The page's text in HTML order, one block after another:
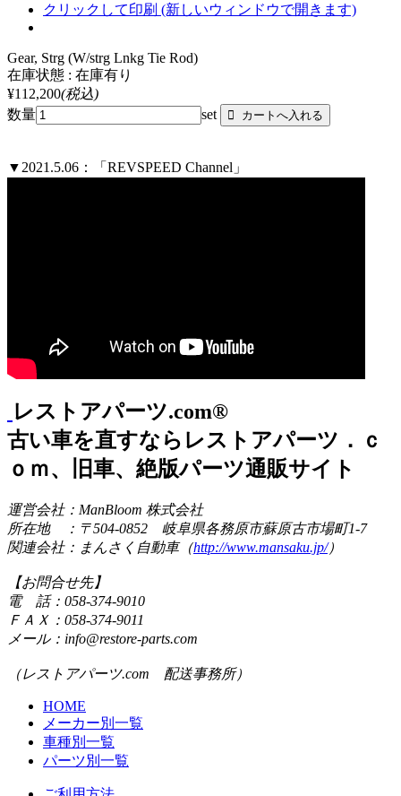
クリックして印刷 (新しいウィンドウで開きます)
Gear, Strg (W/strg Lnkg Tie Rod)
在庫状態 : 在庫有り
¥112,200(税込)
数量
set
▼2021.5.06：「REVSPEED Channel」
レストアパーツ.com®
古い車を直すならレストアパーツ．ｃ
ｏｍ、旧車、絶版パーツ通販サイト
運営会社：ManBloom 株式会社
所在地 ：〒504-0852 岐阜県各務原市蘇原古市場町1-7
関連会社：まんさく自動車（http://www.mansaku.jp/）
【お問合せ先】
電 話：058-374-9010
ＦＡＸ：058-374-9011
メール：info@restore-parts.com
（レストアパーツ.com 配送事務所）
HOME
メーカー別一覧
車種別一覧
パーツ別一覧